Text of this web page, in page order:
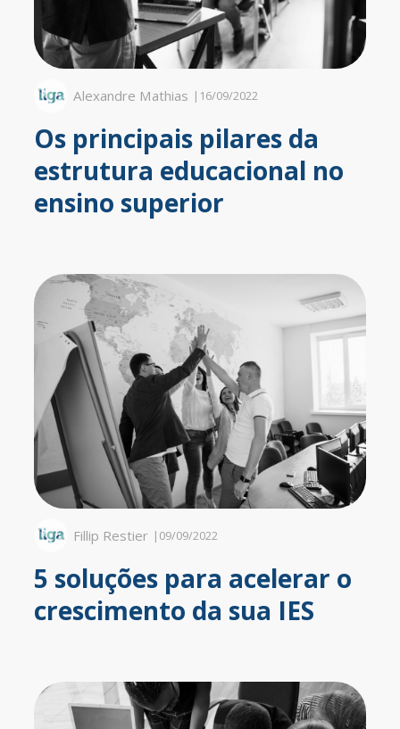
Alexandre Mathias | 16/09/2022
Os principais pilares da
estrutura educacional no
ensino superior
Fillip Restier | 09/09/2022
5 soluções para acelerar o
crescimento da sua IES